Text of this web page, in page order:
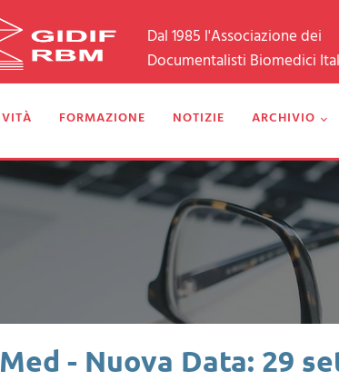
Dal 1985 l'Associazione dei
Documentalisti Biomedici
FORMAZIONE NOTIZIE ARCHIVIO
- Nuova Data: 29